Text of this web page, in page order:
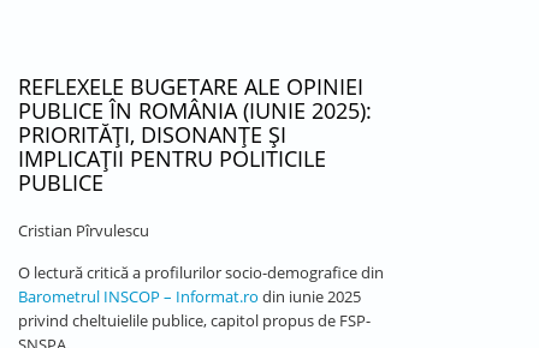
REFLEXELE BUGETARE ALE OPINIEI
PUBLICE ÎN ROMÂNIA (IUNIE 2025):
PRIORITĂȚI, DISONANȚE ȘI
IMPLICAȚII PENTRU POLITICILE
PUBLICE
Cristian Pîrvulescu
O lectură critică a profilurilor socio-demografice din
Barometrul INSCOP – Informat.ro din iunie 2025
privind cheltuielile publice, capitol propus de FSP-